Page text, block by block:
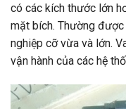
có các kích thước lớn
mặt bích. Thường
nghiệp cỡ vừa và lớn.
vận hành của các hệ